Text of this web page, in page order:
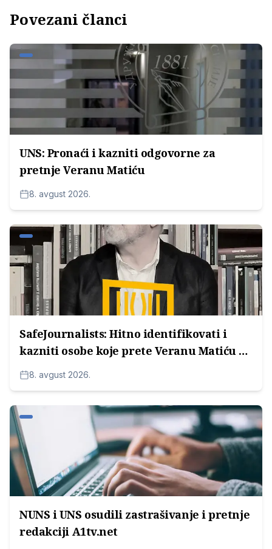
Povezani članci
UNS: Pronaći i kazniti odgovorne za
pretnje Veranu Matiću
8. avgust 2026.
SafeJournalists: Hitno identifikovati i
kazniti osobe koje prete Veranu Matiću u
Srbiji
8. avgust 2026.
NUNS i UNS osudili zastrašivanje i pretnje
redakciji A1tv.net